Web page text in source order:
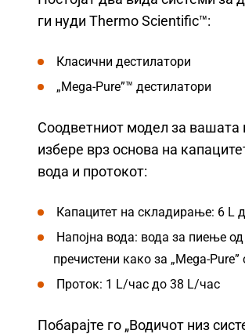
ги нуди Thermo Scientific™:
Класични дестилатори
„Mega-Pure”™ дестилатори
Соодветниот модел за
избере врз основа на
вода и протокот:
Капацитет на складирање: 6 L
Напојна вода: вода за пиење
пречистени како за „Mega-Pure”
Проток: 1 L/час до 38 L/час
Побарајте го „Водичот низ